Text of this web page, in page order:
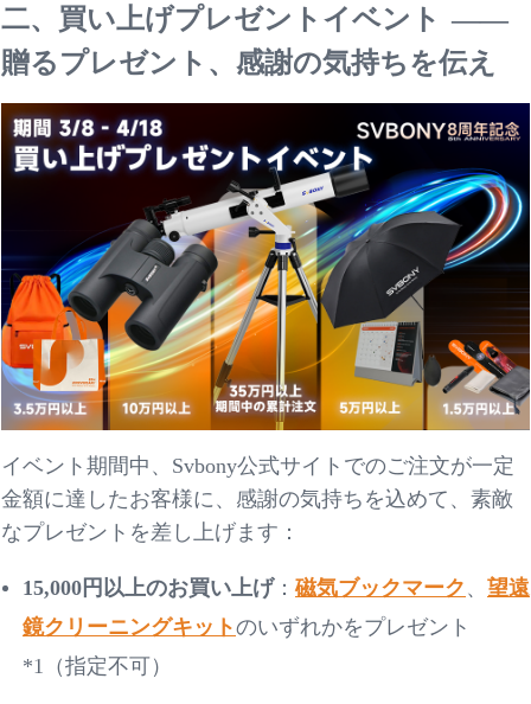
二、買い上げプレゼントイベント ——
贈るプレゼント、感謝の気持ちを伝え
イベント期間中、 Svbony公式サイトでのご注文が一定
金額に達したお客様に、感謝の気持ちを込めて、素敵
なプレゼントを差し上げます：
15,000円以上のお買い上げ： 磁気ブックマーク 、 望遠
鏡クリーニングキットのいずれかをプレゼント
*1（指定不可）